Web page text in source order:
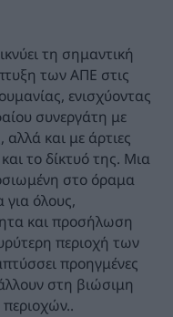
τη σημαντική
των ΑΠΕ στις
ενισχύοντας
συνεργάτη με
αλλά και με άρτιες
το δίκτυό της. Μια
στο όραμα
για όλους,
και προσήλωση
περιοχή των
προηγμένες
στη βιώσιμη